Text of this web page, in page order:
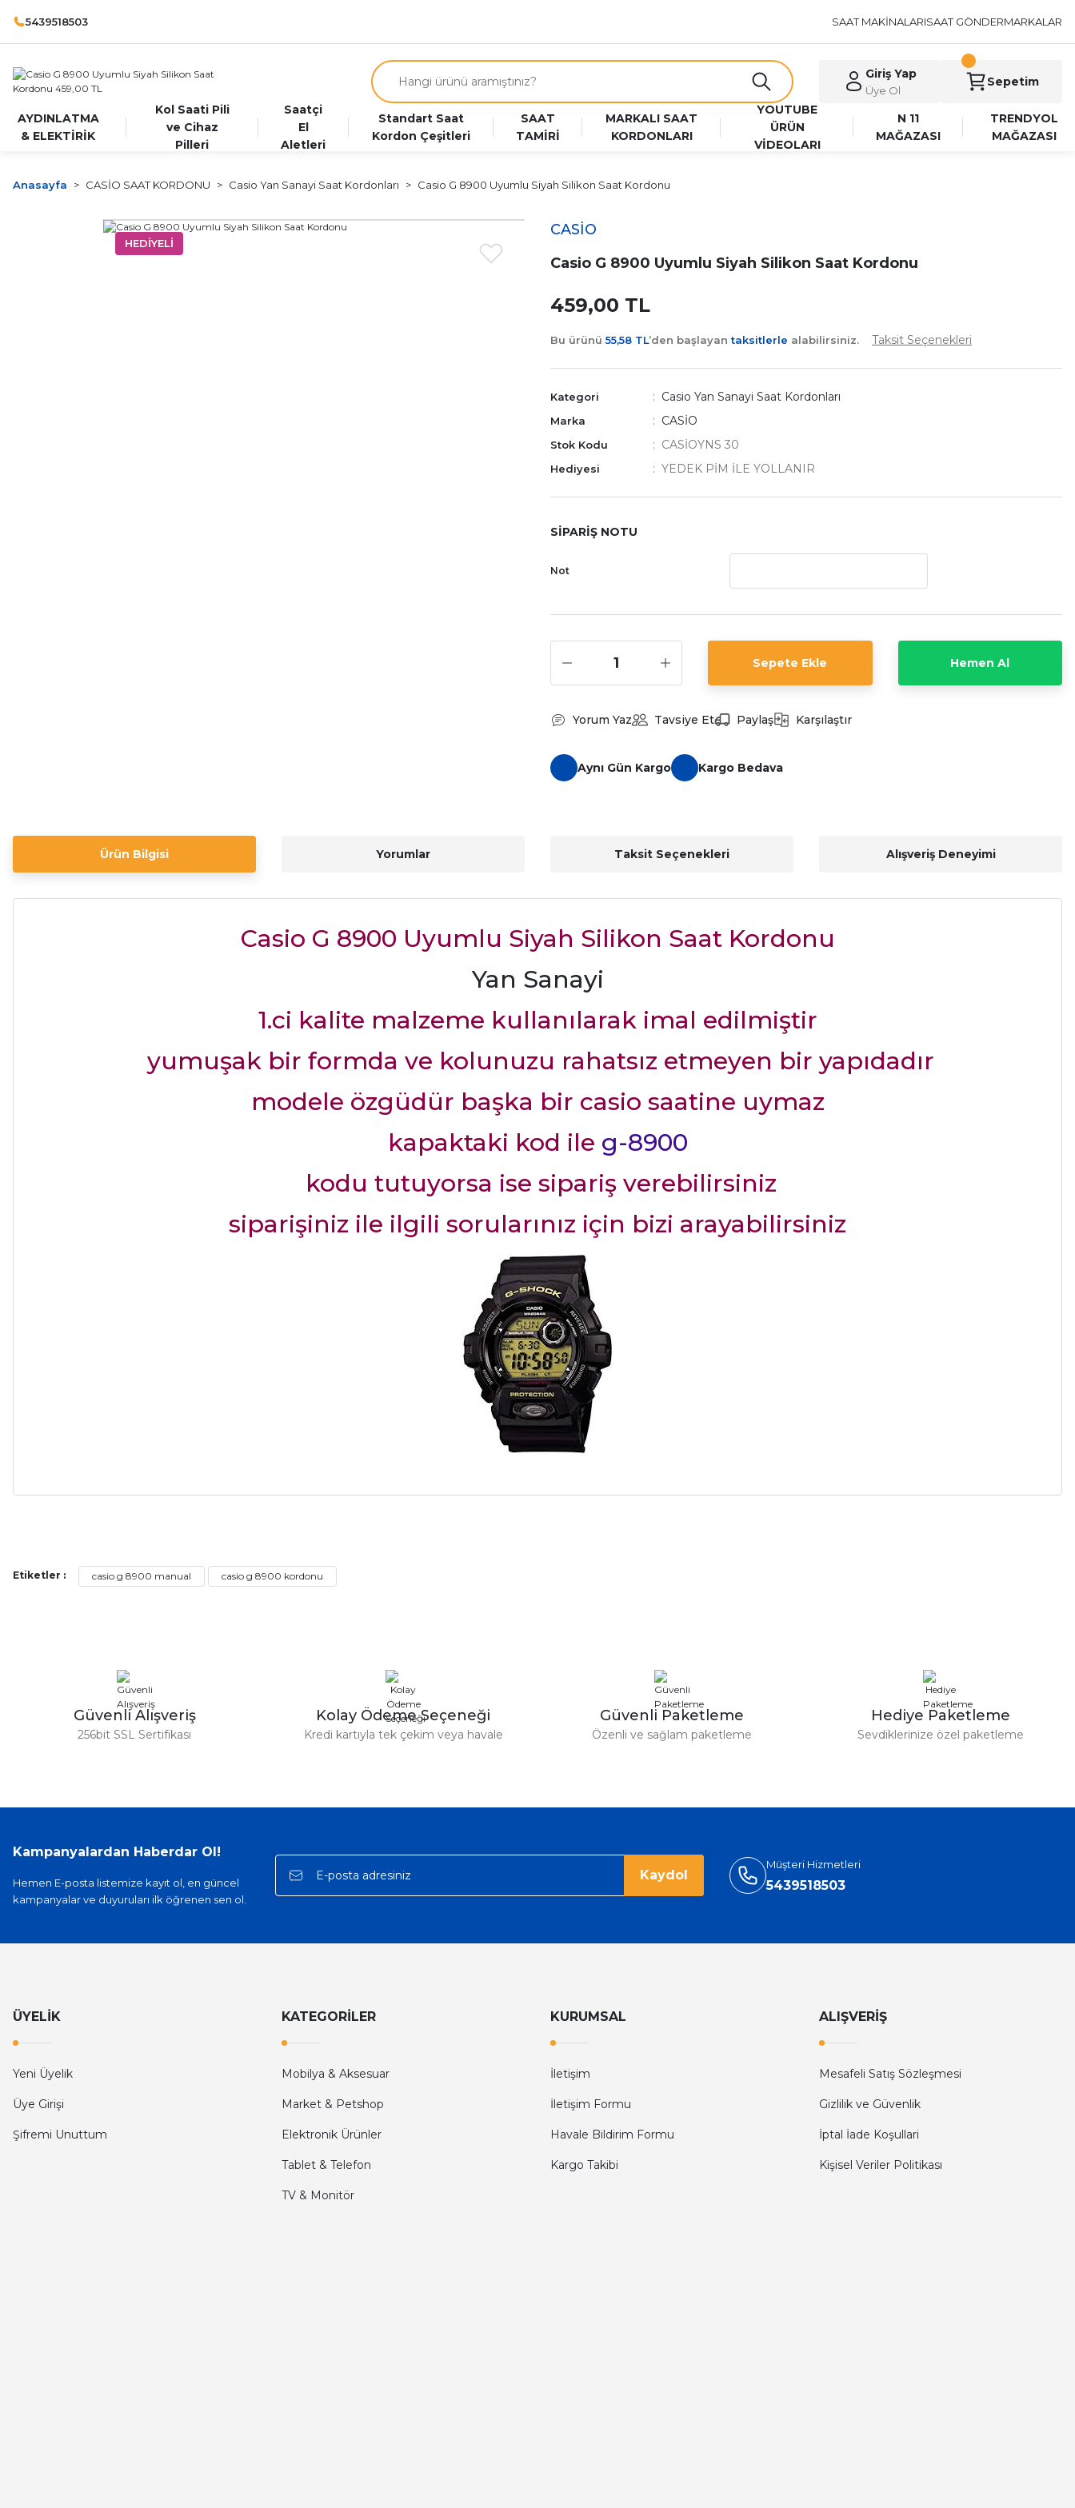
5439518503 SAAT MAKİNALARISAAT GÖNDERMARKALAR
Giriş Yap
Üye Ol
Sepetim
AYDINLATMA
& ELEKTİRİK
Kol Saati Pili
ve Cihaz
Pilleri
Saatçi
El
Aletleri
Standart Saat
Kordon Çeşitleri
SAAT
TAMİRİ
MARKALI SAAT
KORDONLARI
YOUTUBE
ÜRÜN
VİDEOLARI
N 11
MAĞAZASI
TRENDYOL
MAĞAZASI
Anasayfa CASİO SAAT KORDONU Casio Yan Sanayi Saat Kordonları Casio G 8900 Uyumlu Siyah Silikon Saat Kordonu
HEDİYELİ
CASİO
Casio G 8900 Uyumlu Siyah Silikon Saat Kordonu
459,00 TL
Bu ürünü55,58 TL’den başlayantaksitlerle alabilirsiniz. Taksit Seçenekleri
Kategori Casio Yan Sanayi Saat Kordonları
Marka CASİO
Stok Kodu CASİOYNS 30
Hediyesi YEDEK PİM İLE YOLLANIR
SİPARİŞ NOTU
Not
Sepete Ekle Hemen Al
Yorum Yaz Tavsiye Et Paylaş Karşılaştır
Aynı Gün Kargo Kargo Bedava
Ürün Bilgisi Yorumlar Taksit Seçenekleri Alışveriş Deneyimi
Casio G 8900 Uyumlu Siyah Silikon Saat Kordonu
Yan Sanayi
1.ci kalite malzeme kullanılarak imal edilmiştir
yumuşak bir formda ve kolunuzu rahatsız etmeyen bir yapıdadır
modele özgüdür başka bir casio saatine uymaz
kapaktaki kod ile g-8900
kodu tutuyorsa ise sipariş verebilirsiniz
siparişiniz ile ilgili sorularınız için bizi arayabilirsiniz
Serdar Keskin | 19/05/2026
Swatch yos Model saatime aldim arayip teyit aldiktan sonra yolladılar saatimede tam oldu
Mehmet Kenan | 18/02/2026
Hızlı kargo, iyi iletişim
Onur Kerem Öztürk | 28/07/2025
mehmet yıldız | 19/06/2025
Etiketler : casio g 8900 manual casio g 8900 kordonu
Güvenli Alışveriş
256bit SSL Sertifikası
Kolay Ödeme Seçeneği
Kredi kartıyla tek çekim veya havale
Güvenli Paketleme
Özenli ve sağlam paketleme
Hediye Paketleme
Sevdiklerinize özel paketleme
Kampanyalardan Haberdar Ol!
Hemen E-posta listemize kayıt ol, en güncel
kampanyalar ve duyuruları ilk öğrenen sen ol.
Kaydol
Müşteri Hizmetleri
5439518503
ÜYELİK
Yeni Üyelik
Üye Girişi
Şifremi Unuttum
KATEGORİLER
Mobilya & Aksesuar
Market & Petshop
Elektronik Ürünler
Tablet & Telefon
TV & Monitör
KURUMSAL
İletişim
İletişim Formu
Havale Bildirim Formu
Kargo Takibi
ALIŞVERİŞ
Mesafeli Satış Sözleşmesi
Gizlilik ve Güvenlik
İptal İade Koşullari
Kişisel Veriler Politikası